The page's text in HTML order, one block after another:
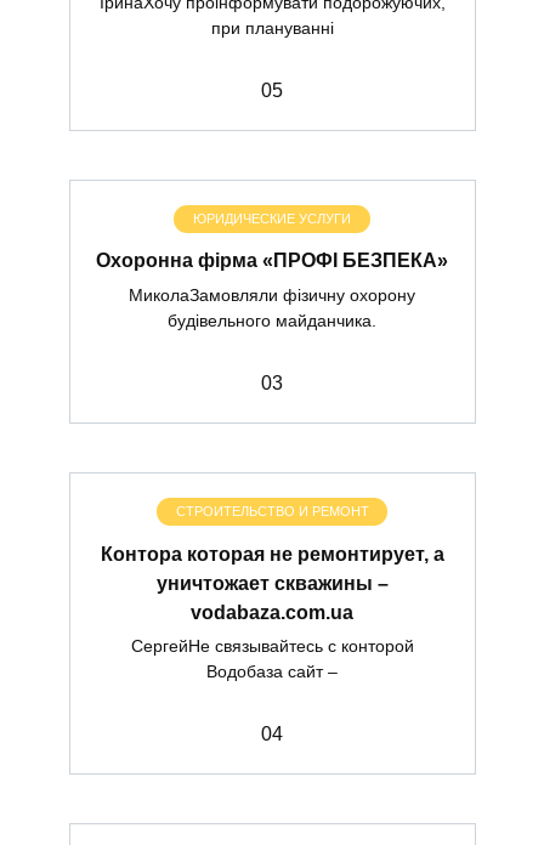
при плануванні
05
ЮРИДИЧЕСКИЕ УСЛУГИ
Охоронна фірма «ПРОФІ БЕЗПЕКА»
МиколаЗамовляли фізичну охорону
будівельного майданчика.
03
СТРОИТЕЛЬСТВО И РЕМОНТ
Контора которая не ремонтирует, а
уничтожает скважины –
vodabaza.com.ua
СергейНе связывайтесь с конторой
Водобаза сайт –
04